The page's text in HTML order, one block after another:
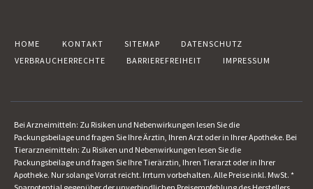
HOME KONTAKT SITEMAP
DATENSCHUTZ
VERBRAUCHERRECHTE
BARRIEREFREIHEIT IMPRESSUM
Bei Arzneimitteln: Zu Risiken und Nebenwirkungen lesen Sie die
Packungsbeilage und fragen Sie Ihre Ärztin, Ihren Arzt oder in Ihrer Apotheke. Bei
Tierarzneimitteln: Zu Risiken und Nebenwirkungen lesen Sie die
Packungsbeilage und fragen Sie Ihre Tierärztin, Ihren Tierarzt oder in Ihrer
Apotheke. Nur solange Vorrat reicht. Irrtum vorbehalten. Alle Preise inkl. MwSt. *
Sparpotential gegenüber der unverbindlichen Preisempfehlung des Herstellers